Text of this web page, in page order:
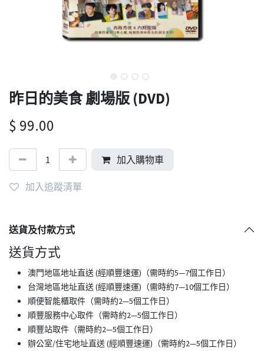
昨日的美食 劇場版 (DVD)
$ 99.00
加入購物車
加入追蹤清單
送貨及付款方式
送貨方式
澳門地區地址直送 (經順豐速運)（需時約5—7個工作日）
台灣地區地址直送 (經順豐速運)（需時約7—10個工作日）
順便智能櫃取件（需時約2—5個工作日）
順豐服務中心取件（需時約2—5個工作日）
順豐站取件（需時約2—5個工作日）
​辦公室/住宅地址直送 (經順豐速運)（需時約2—5個工作日）